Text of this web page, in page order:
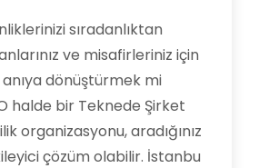
sıradanlıktan
ve misafirleriniz için
dönüştürmek mi
halde bir Teknede Şirket
organizasyonu, aradığınız
çözüm olabilir. İstanbu